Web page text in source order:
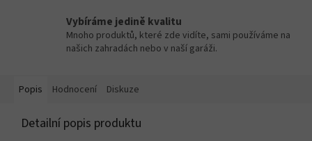
Vybíráme jedině kvalitu
Mnoho produktů, které zde vidíte, sami používáme na
našich zahradách nebo v naší garáži.
Popis Hodnocení Diskuze
Detailní popis produktu